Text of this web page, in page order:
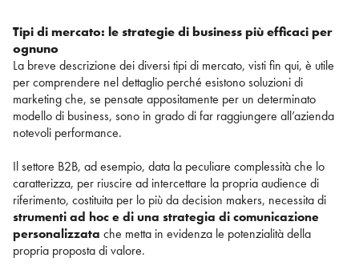
Tipi di mercato: le strategie di business più efficaci per
ognuno
La breve descrizione dei diversi tipi di mercato, visti fin qui, è utile
per comprendere nel dettaglio perché esistono soluzioni di
marketing che, se pensate appositamente per un determinato
modello di business, sono in grado di far raggiungere all’azienda
notevoli performance.
Il settore B2B, ad esempio, data la peculiare complessità che lo
caratterizza, per riuscire ad intercettare la propria audience di
riferimento, costituita per lo più da decision makers, necessita di
strumenti ad hoc e di una strategia di comunicazione
personalizzata che metta in evidenza le potenzialità della
propria proposta di valore.